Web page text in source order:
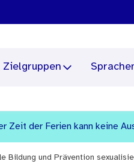
Zielgruppen
Zeit der Ferien kann keine
Bildung und Prävention